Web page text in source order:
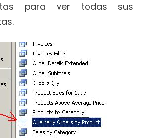
para ver todas sus